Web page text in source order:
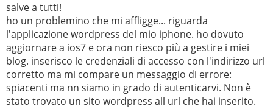
salve a tutti!
ho un problemino che mi affligge... riguarda
l'applicazione wordpress del mio iphone. ho dovuto
aggiornare a ios7 e ora non riesco più a gestire i miei
blog. inserisco le credenziali di accesso con l'indirizzo url
corretto ma mi compare un messaggio di errore:
spiacenti ma nn siamo in grado di autenticarvi. Non è
stato trovato un sito wordpress all url che hai inserito.